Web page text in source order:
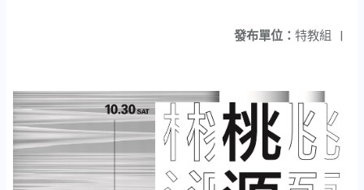
發布單位： 特教組 |